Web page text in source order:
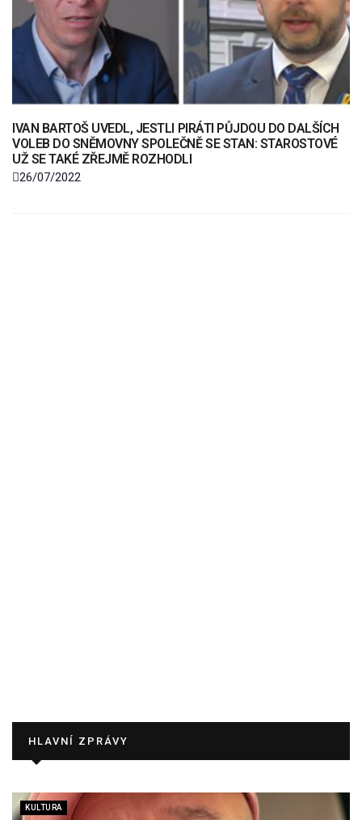
IVAN BARTOŠ UVEDL, JESTLI PIRÁTI PŮJDOU DO DALŠÍCH
VOLEB DO SNĚMOVNY SPOLEČNĚ SE STAN: STAROSTOVÉ
UŽ SE TAKÉ ZŘEJMĚ ROZHODLI
26/07/2022
HLAVNÍ ZPRÁVY
KULTURA